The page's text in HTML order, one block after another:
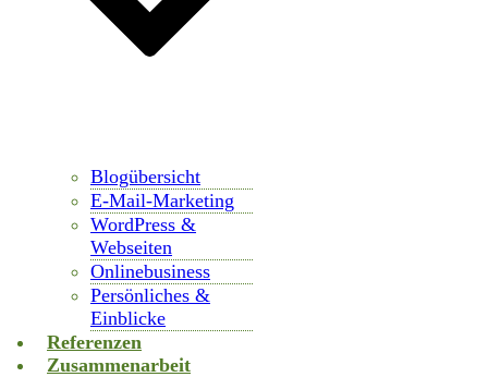
Blogübersicht
E-Mail-Marketing
WordPress &
Webseiten
Onlinebusiness
Persönliches &
Einblicke
Referenzen
Zusammenarbeit